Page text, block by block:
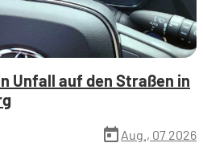
Unfall auf den Straßen in
today Aug., 07 2026